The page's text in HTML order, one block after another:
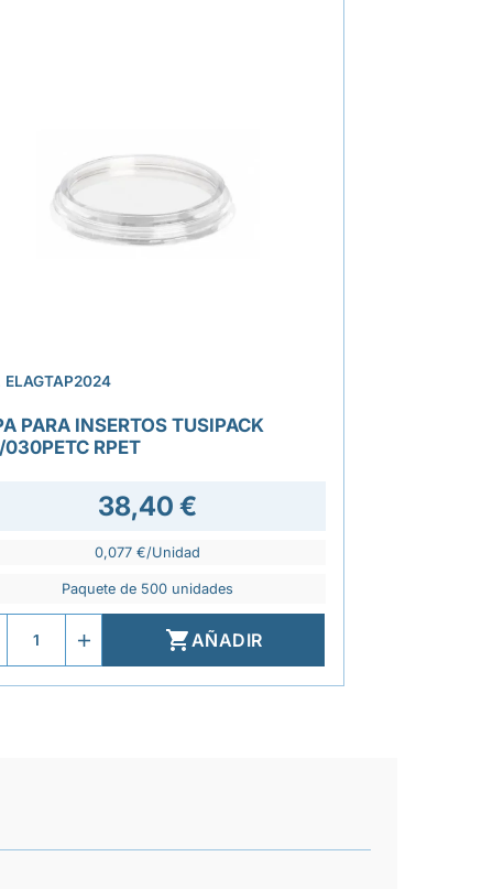
ELAGTAP2024
PARA INSERTOS TUSIPACK
RPET
38,40 €
0,077 €/Unidad
Paquete de 500 unidades
AÑADIR